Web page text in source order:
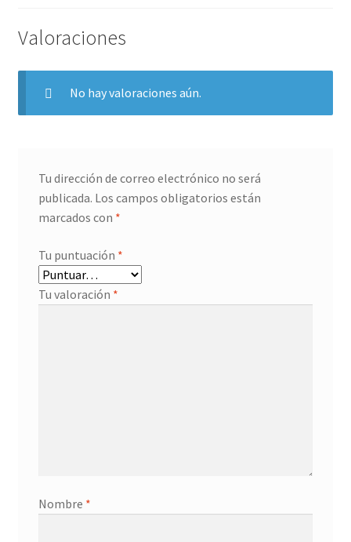
Valoraciones
No hay valoraciones aún.
Tu dirección de correo electrónico no será
publicada. Los campos obligatorios están
marcados con *
Tu puntuación *
Tu valoración *
Nombre *